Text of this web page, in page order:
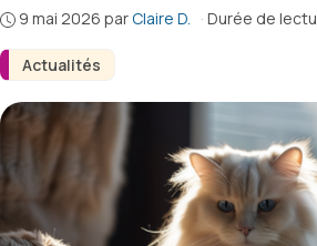
Actualités
9 mai 2026 par Claire D. · Durée de